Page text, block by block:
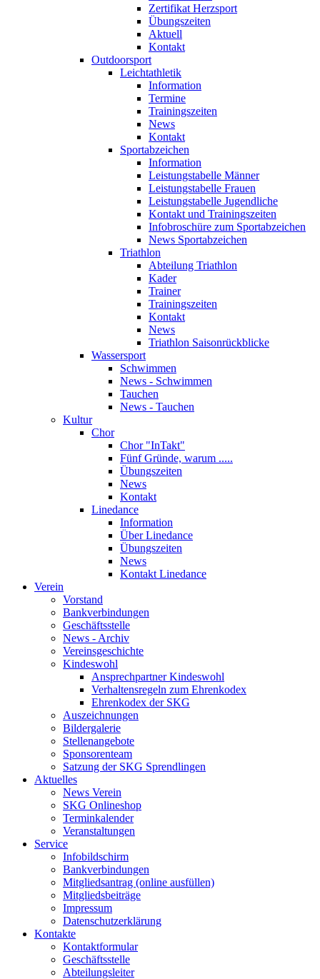
Zertifikat Herzsport
Übungszeiten
Aktuell
Kontakt
Outdoorsport
Leichtathletik
Information
Termine
Trainingszeiten
News
Kontakt
Sportabzeichen
Information
Leistungstabelle Männer
Leistungstabelle Frauen
Leistungstabelle Jugendliche
Kontakt und Trainingszeiten
Infobroschüre zum Sportabzeichen
News Sportabzeichen
Triathlon
Abteilung Triathlon
Kader
Trainer
Trainingszeiten
Kontakt
News
Triathlon Saisonrückblicke
Wassersport
Schwimmen
News - Schwimmen
Tauchen
News - Tauchen
Kultur
Chor
Chor "InTakt"
Fünf Gründe, warum .....
Übungszeiten
News
Kontakt
Linedance
Information
Über Linedance
Übungszeiten
News
Kontakt Linedance
Verein
Vorstand
Bankverbindungen
Geschäftsstelle
News - Archiv
Vereinsgeschichte
Kindeswohl
Ansprechpartner Kindeswohl
Verhaltensregeln zum Ehrenkodex
Ehrenkodex der SKG
Auszeichnungen
Bildergalerie
Stellenangebote
Sponsorenteam
Satzung der SKG Sprendlingen
Aktuelles
News Verein
SKG Onlineshop
Terminkalender
Veranstaltungen
Service
Infobildschirm
Bankverbindungen
Mitgliedsantrag (online ausfüllen)
Mitgliedsbeiträge
Impressum
Datenschutzerklärung
Kontakte
Kontaktformular
Geschäftsstelle
Abteilungsleiter